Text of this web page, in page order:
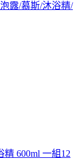
露/慕斯/沐浴精/
精 600ml 一組12